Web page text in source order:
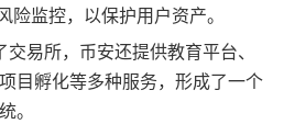
险监控，以保护用户资产。
交易所，币安还提供教育平台、
目孵化等多种服务，形成了一个
。